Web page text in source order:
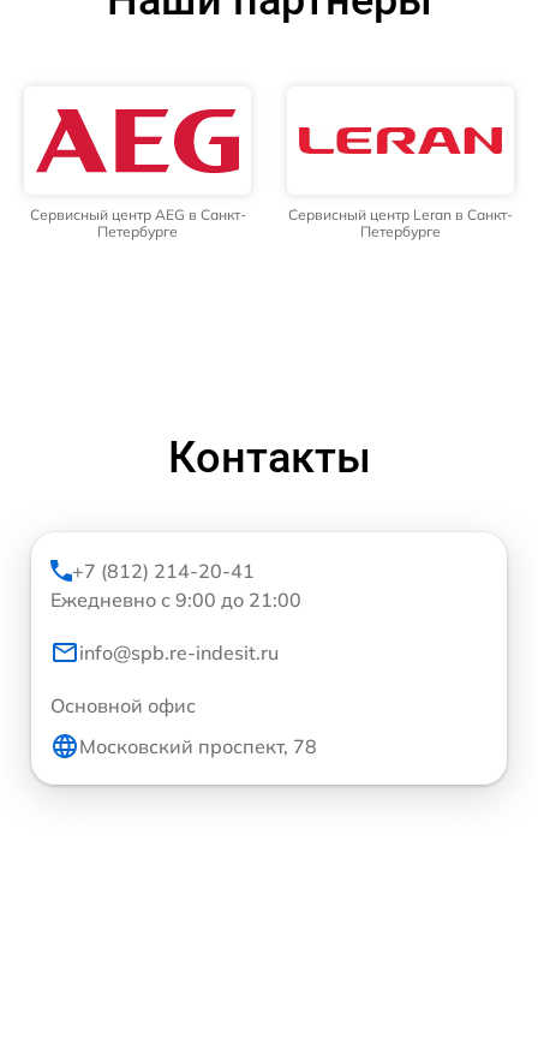
Сервисный центр AEG в Санкт-
Петербурге
Сервисный центр Leran в Санкт-
Петербурге
Контакты
+7 (812) 214-20-41
Ежедневно с 9:00 до 21:00
info@spb.re-indesit.ru
Основной офис
Московский проспект, 78